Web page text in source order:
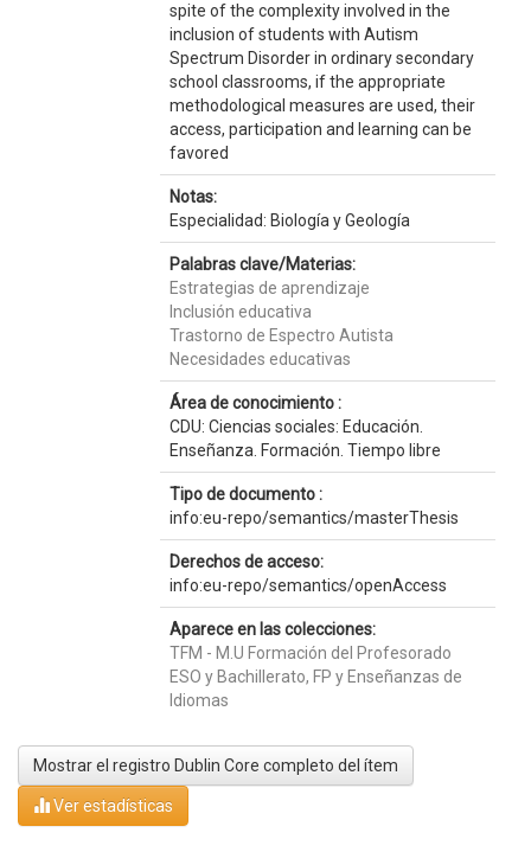
spite of the complexity involved in the
inclusion of students with Autism
Spectrum Disorder in ordinary secondary
school classrooms, if the appropriate
methodological measures are used, their
access, participation and learning can be
favored
Notas:
Especialidad: Biología y Geología
Palabras clave/Materias:
Estrategias de aprendizaje
Inclusión educativa
Trastorno de Espectro Autista
Necesidades educativas
Área de conocimiento :
CDU: Ciencias sociales: Educación.
Enseñanza. Formación. Tiempo libre
Tipo de documento :
info:eu-repo/semantics/masterThesis
Derechos de acceso:
info:eu-repo/semantics/openAccess
Aparece en las colecciones:
TFM - M.U Formación del Profesorado
ESO y Bachillerato, FP y Enseñanzas de
Idiomas
Mostrar el registro Dublin Core completo del ítem
Ver estadísticas